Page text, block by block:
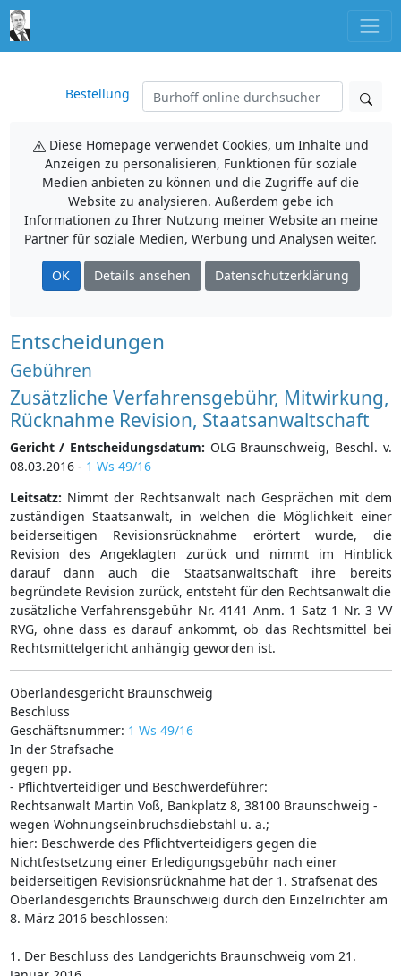
Bestellung
Diese Homepage verwendet Cookies, um Inhalte und
Anzeigen zu personalisieren, Funktionen für soziale
Medien anbieten zu können und die Zugriffe auf die
Website zu analysieren. Außerdem gebe ich
Informationen zu Ihrer Nutzung meiner Website an meine
Partner für soziale Medien, Werbung und Analysen weiter.
OK Details ansehen Datenschutzerklärung
Entscheidungen
Gebühren
Zusätzliche Verfahrensgebühr, Mitwirkung,
Rücknahme Revision, Staatsanwaltschaft
Gericht / Entscheidungsdatum: OLG Braunschweig, Beschl. v.
08.03.2016 - 1 Ws 49/16
Leitsatz: Nimmt der Rechtsanwalt nach Gesprächen mit dem
zuständigen Staatsanwalt, in welchen die Möglichkeit einer
beiderseitigen Revisionsrücknahme erörtert wurde, die
Revision des Angeklagten zurück und nimmt im Hinblick
darauf dann auch die Staatsanwaltschaft ihre bereits
begründete Revision zurück, entsteht für den Rechtsanwalt die
zusätzliche Verfahrensgebühr Nr. 4141 Anm. 1 Satz 1 Nr. 3 VV
RVG, ohne dass es darauf ankommt, ob das Rechtsmittel bei
Rechtsmittelgericht anhängig geworden ist.
Oberlandesgericht Braunschweig
Beschluss
Geschäftsnummer: 1 Ws 49/16
In der Strafsache
gegen pp.
- Pflichtverteidiger und Beschwerdeführer:
Rechtsanwalt Martin Voß, Bankplatz 8, 38100 Braunschweig -
wegen Wohnungseinbruchsdiebstahl u. a.;
hier: Beschwerde des Pflichtverteidigers gegen die
Nichtfestsetzung einer Erledigungsgebühr nach einer
beiderseitigen Revisionsrücknahme hat der 1. Strafsenat des
Oberlandesgerichts Braunschweig durch den Einzelrichter am
8. März 2016 beschlossen:
1. Der Beschluss des Landgerichts Braunschweig vom 21.